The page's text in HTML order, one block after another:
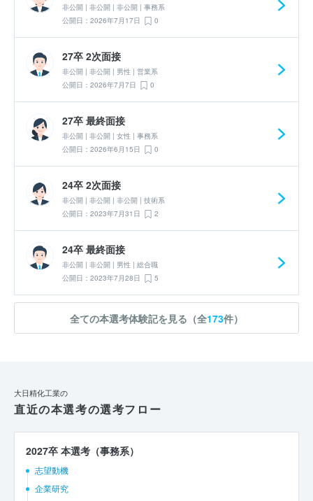
非公開 | 非公開 | 非公開 | 事務系
公開日：2026年7月17日
0
27卒 2次面接
非公開 | 非公開 | 男性 | 営業系
公開日：2026年7月7日
0
27卒 最終面接
非公開 | 非公開 | 女性 | 事務系
公開日：2026年6月15日
0
24卒 2次面接
非公開 | 非公開 | 非公開 | 技術系
公開日：2023年7月31日
2
24卒 最終面接
非公開 | 非公開 | 男性 | 総合職
公開日：2023年7月28日
5
全ての本選考体験記を見る（全173件）
大日精化工業の
直近の本選考の選考フロー
2027卒 本選考（事務系）
志望動機
企業研究